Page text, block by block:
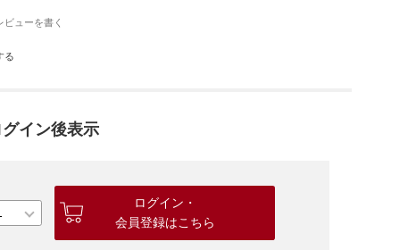
ビューを書く
る
イン後表示
ログイン・
会員登録はこちら